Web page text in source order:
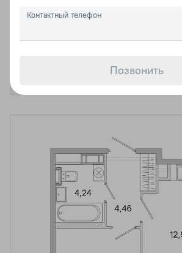
8 984 550 ₽
Добавить в корзину
Контактный телефон
Позвонить